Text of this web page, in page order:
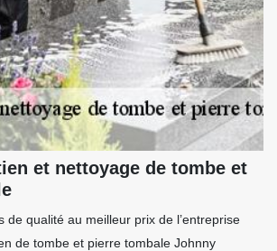
et nettoyage de tombe et
de qualité au meilleur prix de l’entreprise
de tombe et pierre tombale Johnny